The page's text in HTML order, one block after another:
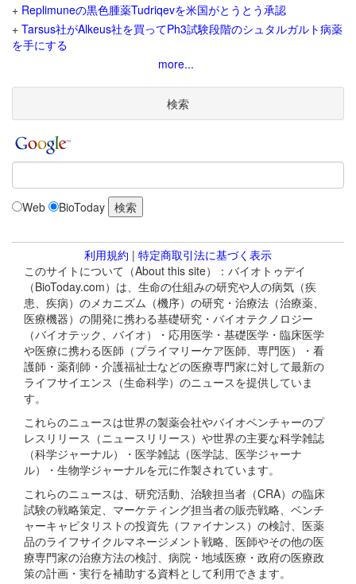
+ Replimuneの黒色腫薬Tudriqevを米国がとうとう承認
+ Tarsus社がAlkeus社を買ってPh3試験段階のシュタルガルト病薬
を手にする
more...
検索
Web BioToday
利用規約 | 特定商取引法に基づく表示
このサイトについて（About this site）：バイオトゥデイ
（BioToday.com）は、生命の仕組みの研究や人の病気（疾
患、疾病）のメカニズム（機序）の研究・治療法（治療薬、
医療機器）の開発に携わる基礎研究・バイオテクノロジー
（バイオテック、バイオ）・応用医学・基礎医学・臨床医学
や医療に携わる医師（プライマリーケア医師、専門医）・看
護師・薬剤師・介護福祉士などの医療専門家に対して最新の
ライフサイエンス（生命科学）のニュースを提供していま
す。
これらのニュースは世界の製薬会社やバイオベンチャーのプ
レスリリース（ニュースリリース）や世界の主要な科学雑誌
（科学ジャーナル）・医学雑誌（医学誌、医学ジャーナ
ル）・生物学ジャーナルを元に作製されています。
これらのニュースは、研究活動、治験担当者（CRA）の臨床
試験の戦略策定、マーケティング担当者の販売戦略、ベンチ
ャーキャピタリストの投資先（ファイナンス）の検討、医薬
品のライフサイクルマネージメント戦略、医師やその他の医
療専門家の治療方法の検討、病院・地域医療・政府の医療政
策の計画・実行を補助する資料として利用できます。